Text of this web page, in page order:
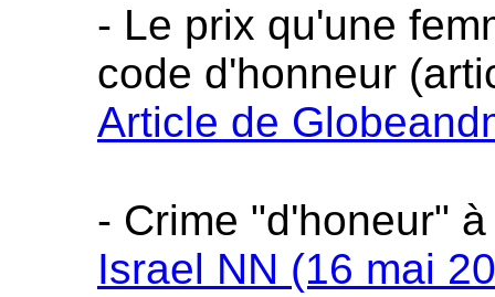
- Le prix qu'une
code d'honneur
Article de
- Crime "d'honeur"
Israel NN (16 mai